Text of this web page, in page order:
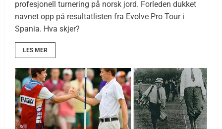
profesjonell turnering på norsk jord. Forleden dukket
navnet opp på resultatlisten fra Evolve Pro Tour i
Spania. Hva skjer?
LES MER